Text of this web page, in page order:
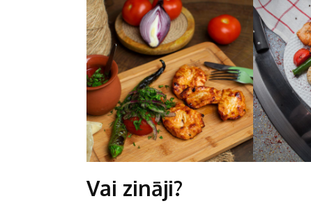
Vai zināji?